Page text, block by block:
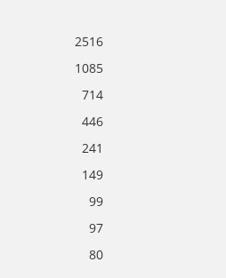
2516
1085
714
446
241
149
99
97
80